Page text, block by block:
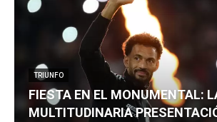
TRIUNFO
FIESTA EN EL MONUMENTAL:
MULTITUDINARIA